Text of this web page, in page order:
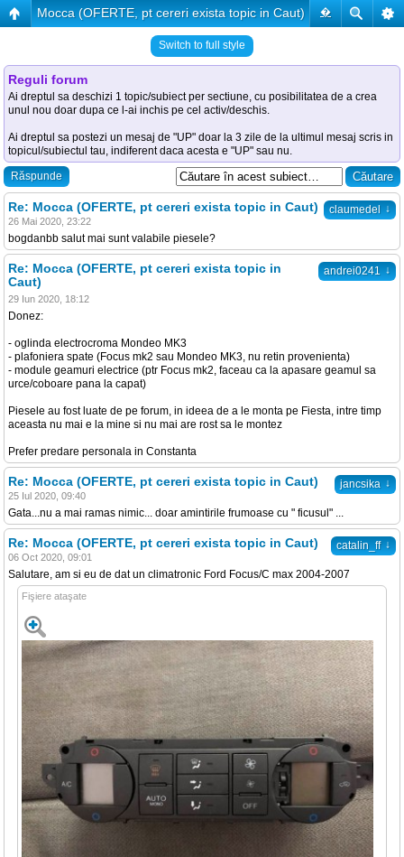
�
Mocca (OFERTE, pt cereri exista topic in Caut)
Switch to full style
Reguli forum
Ai dreptul sa deschizi 1 topic/subiect per sectiune, cu posibilitatea de a crea
unul nou doar dupa ce l-ai inchis pe cel activ/deschis.
Ai dreptul sa postezi un mesaj de "UP" doar la 3 zile de la ultimul mesaj scris in
topicul/subiectul tau, indiferent daca acesta e "UP" sau nu.
Răspunde
claumedel ↓
Re: Mocca (OFERTE, pt cereri exista topic in Caut)
26 Mai 2020, 23:22
bogdanbb salut mai sunt valabile piesele?
andrei0241 ↓
Re: Mocca (OFERTE, pt cereri exista topic in
Caut)
29 Iun 2020, 18:12
Donez:
- oglinda electrocroma Mondeo MK3
- plafoniera spate (Focus mk2 sau Mondeo MK3, nu retin provenienta)
- module geamuri electrice (ptr Focus mk2, faceau ca la apasare geamul sa
urce/coboare pana la capat)
Piesele au fost luate de pe forum, in ideea de a le monta pe Fiesta, intre timp
aceasta nu mai e la mine si nu mai are rost sa le montez
Prefer predare personala in Constanta
jancsika ↓
Re: Mocca (OFERTE, pt cereri exista topic in Caut)
25 Iul 2020, 09:40
Gata...nu a mai ramas nimic... doar amintirile frumoase cu " ficusul" ...
catalin_ff ↓
Re: Mocca (OFERTE, pt cereri exista topic in Caut)
06 Oct 2020, 09:01
Salutare, am si eu de dat un climatronic Ford Focus/C max 2004-2007
Fişiere ataşate